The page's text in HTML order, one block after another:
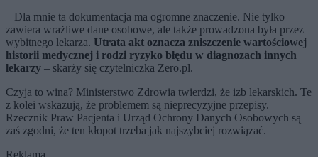
– Dla mnie ta dokumentacja ma ogromne znaczenie. Nie tylko
zawiera wrażliwe dane osobowe, ale także prowadzona była przez
wybitnego lekarza. Utrata akt oznacza zniszczenie wartościowej
historii medycznej i rodzi ryzyko błędu w diagnozach innych
lekarzy – skarży się czytelniczka Zero.pl.
Czyja to wina? Ministerstwo Zdrowia twierdzi, że izb lekarskich. Te
z kolei wskazują, że problemem są nieprecyzyjne przepisy.
Rzecznik Praw Pacjenta i Urząd Ochrony Danych Osobowych są
zaś zgodni, że ten kłopot trzeba jak najszybciej rozwiązać.